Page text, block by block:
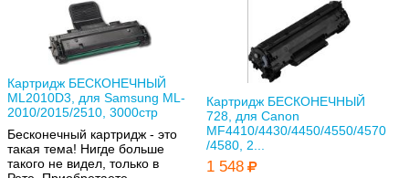
Картридж БЕСКОНЕЧНЫЙ
ML2010D3, для Samsung ML-
2010/2015/2510, 3000стр
Бесконечный картридж - это
такая тема! Нигде больше
такого не видел, только в
Картридж БЕСКОНЕЧНЫЙ
728, для Canon
MF4410/4430/4450/4550/4570
/4580, 2...
1 548